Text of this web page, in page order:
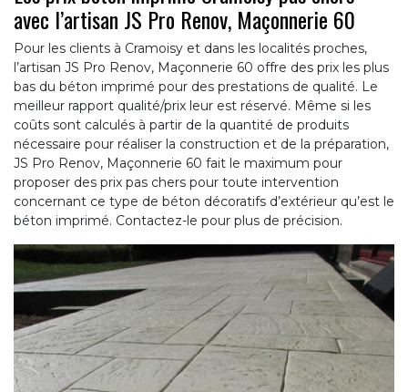
avec l’artisan JS Pro Renov, Maçonnerie 60
Pour les clients à Cramoisy et dans les localités proches,
l’artisan JS Pro Renov, Maçonnerie 60 offre des prix les plus
bas du béton imprimé pour des prestations de qualité. Le
meilleur rapport qualité/prix leur est réservé. Même si les
coûts sont calculés à partir de la quantité de produits
nécessaire pour réaliser la construction et de la préparation,
JS Pro Renov, Maçonnerie 60 fait le maximum pour
proposer des prix pas chers pour toute intervention
concernant ce type de béton décoratifs d’extérieur qu’est le
béton imprimé. Contactez-le pour plus de précision.